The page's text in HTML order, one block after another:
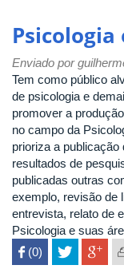
e
Educacional
Psicologia
Enviado por
Tem como público
de psicologia e
promover a
no campo da
prioriza a publicação
resultados de
publicadas outras
exemplo, revisão de
entrevista, relato de
Psicologia e suas
 (0)